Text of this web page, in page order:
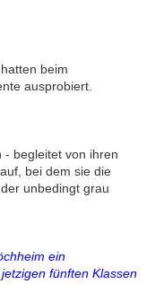
beim
ausprobiert.
- begleitet von ihren
bei dem sie die
unbedingt grau
ein
fünften Klassen